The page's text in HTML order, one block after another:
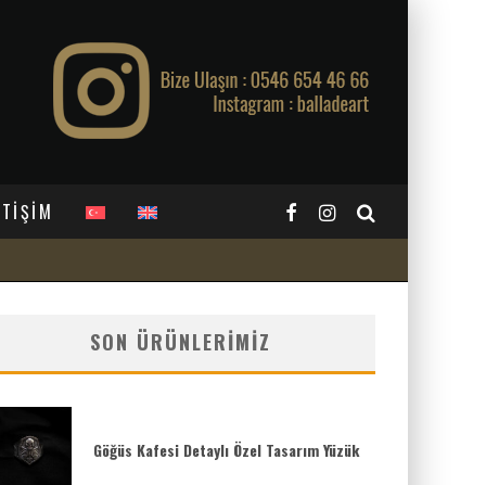
SON ÜRÜNLERIMIZ
Göğüs Kafesi Detaylı Özel Tasarım Yüzük